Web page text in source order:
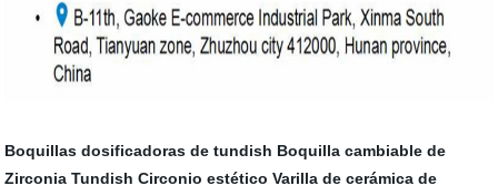
Boquillas dosificadoras de tundish Boquilla cambiable de
Zirconia Tundish Circonio estético Varilla de cerámica de